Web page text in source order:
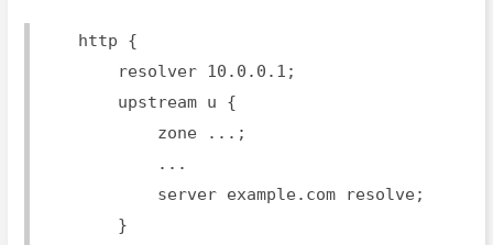
    http {
        resolver 10.0.0.1;
        upstream u {
            zone ...;
            ...
            server example.com resolve;
        }